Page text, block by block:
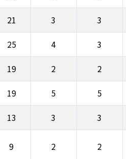
21 3 3
25 4 3
19 2 2
19 5 5
13 3 3
9 2 2